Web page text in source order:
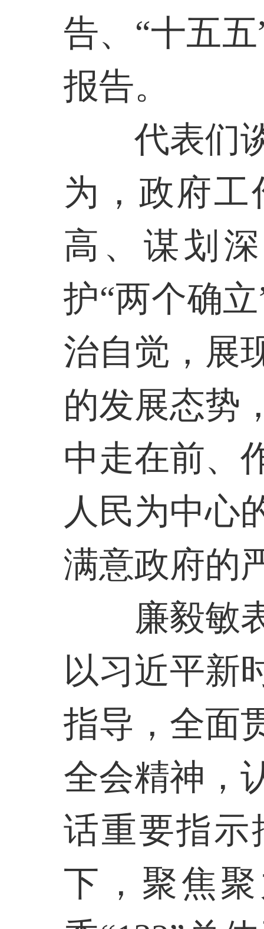
告、“十五
报告。
代表们
为，政府
高、谋划
护“两个确
治自觉，展
的发展态势
中走在前、
人民为中心
满意政府的
廉毅敏
以习近平新
指导，全面
全会精神，
话重要指示
下，聚焦